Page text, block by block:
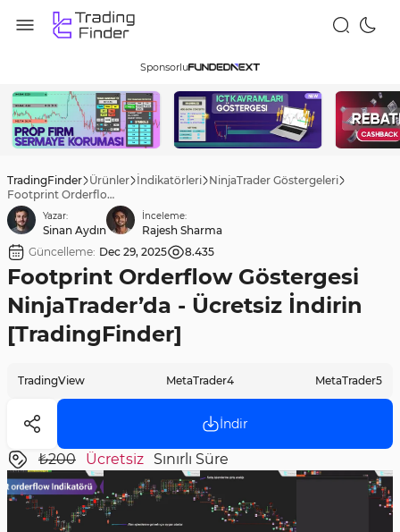
Sponsorlu
TradingFinder Ürünler İndikatörleri NinjaTrader Göstergeleri
Footprint Orderflow Göstergesi NinjaTrader’da - Ücretsiz İndirin [TradingFinder]
Yazar:
Sinan Aydın
İnceleme:
Rajesh Sharma
Güncelleme: Dec 29, 2025 8.435
Footprint Orderflow Göstergesi
NinjaTrader’da - Ücretsiz İndirin
[TradingFinder]
TradingView MetaTrader4 MetaTrader5
İndir
₺200 Ücretsiz Sınırlı Süre